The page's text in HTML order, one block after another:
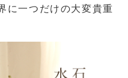
に一つだけの大変貴重